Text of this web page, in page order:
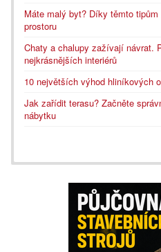
Máte malý byt? Díky těmto
prostoru
Chaty a chalupy zažívají návrat.
nejkrásnějších interiérů
10 největších výhod hliníkových
Jak zařídit terasu? Začněte
nábytku